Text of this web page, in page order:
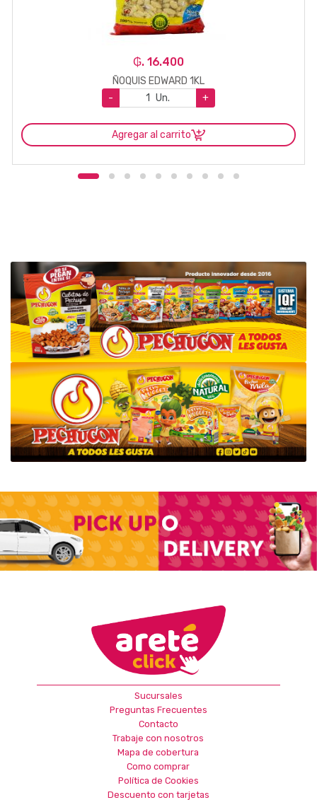
₲. 16.400
ÑOQUIS EDWARD 1KL
-
Un. +
Agregar al carrito
Sucursales
Preguntas Frecuentes
Contacto
Trabaje con nosotros
Mapa de cobertura
Como comprar
Política de Cookies
Descuento con tarjetas